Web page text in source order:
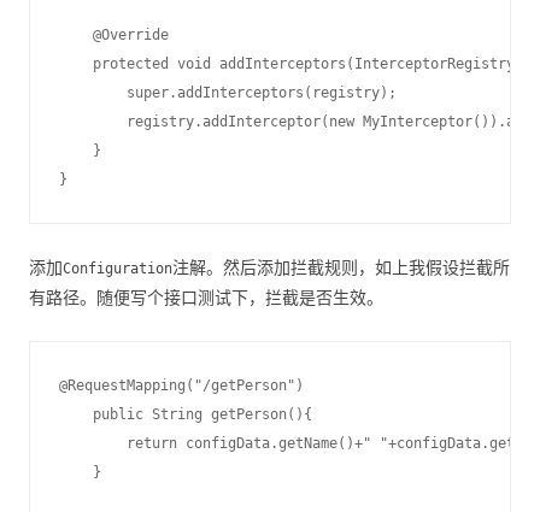
    @Override
protected void addInterceptors(InterceptorRegistry
        super.addInterceptors(registry);
registry.addInterceptor(new
    }
添加Configuration注解。然后添加拦截规则，如上我假设拦截所
有路径。随便写个接口测试下，拦截是否生效。
@RequestMapping("/getPerson")
    public String getPerson(){
return configData.getName()+"